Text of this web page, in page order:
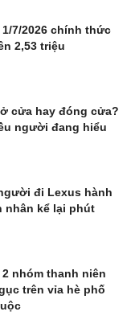
7/2026 chính thức
2,53 triệu
cửa hay đóng cửa?
người đang hiểu
đi Lexus hành
nhân kể lại phút
nhóm thanh niên
trên vỉa hè phố